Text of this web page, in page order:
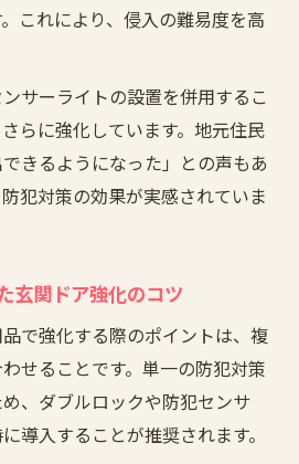
これにより、侵入の難易度を高
サーライトの設置を併用するこ
らに強化しています。地元住民
きるようになった」との声もあ
犯対策の効果が実感されていま
玄関ドア強化のコツ
で強化する際のポイントは、複
せることです。単一の防犯対策
、ダブルロックや防犯センサ
導入することが推奨されます。